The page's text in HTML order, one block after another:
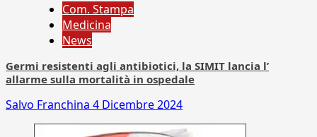
Com. Stampa
Medicina
News
Germi resistenti agli antibiotici, la SIMIT lancia l’
allarme sulla mortalità in ospedale
Salvo Franchina 4 Dicembre 2024